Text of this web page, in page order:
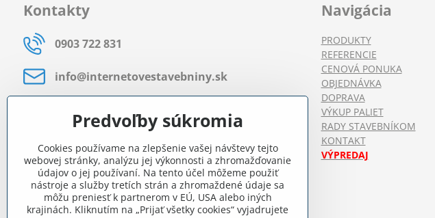
Kontakty
0903 722 831
info​@internetovestavebniny​.sk
Most pri Bratislave
Pon - Pia 8:00 - 11:30 a 12:15 - 15:30
Facebook
Navigácia
PRODUKTY
REFERENCIE
CENOVÁ PONUKA
OBJEDNÁVKA
DOPRAVA
VÝKUP PALIET
RADY STAVEBNÍKOM
KONTAKT
VÝPREDAJ
Predvoľby súkromia
Cookies používame na zlepšenie vašej návštevy tejto
webovej stránky, analýzu jej výkonnosti a zhromažďovanie
údajov o jej používaní. Na tento účel môžeme použiť
nástroje a služby tretích strán a zhromaždené údaje sa
môžu preniesť k partnerom v EÚ, USA alebo iných
krajinách. Kliknutím na „Prijať všetky cookies“ vyjadrujete